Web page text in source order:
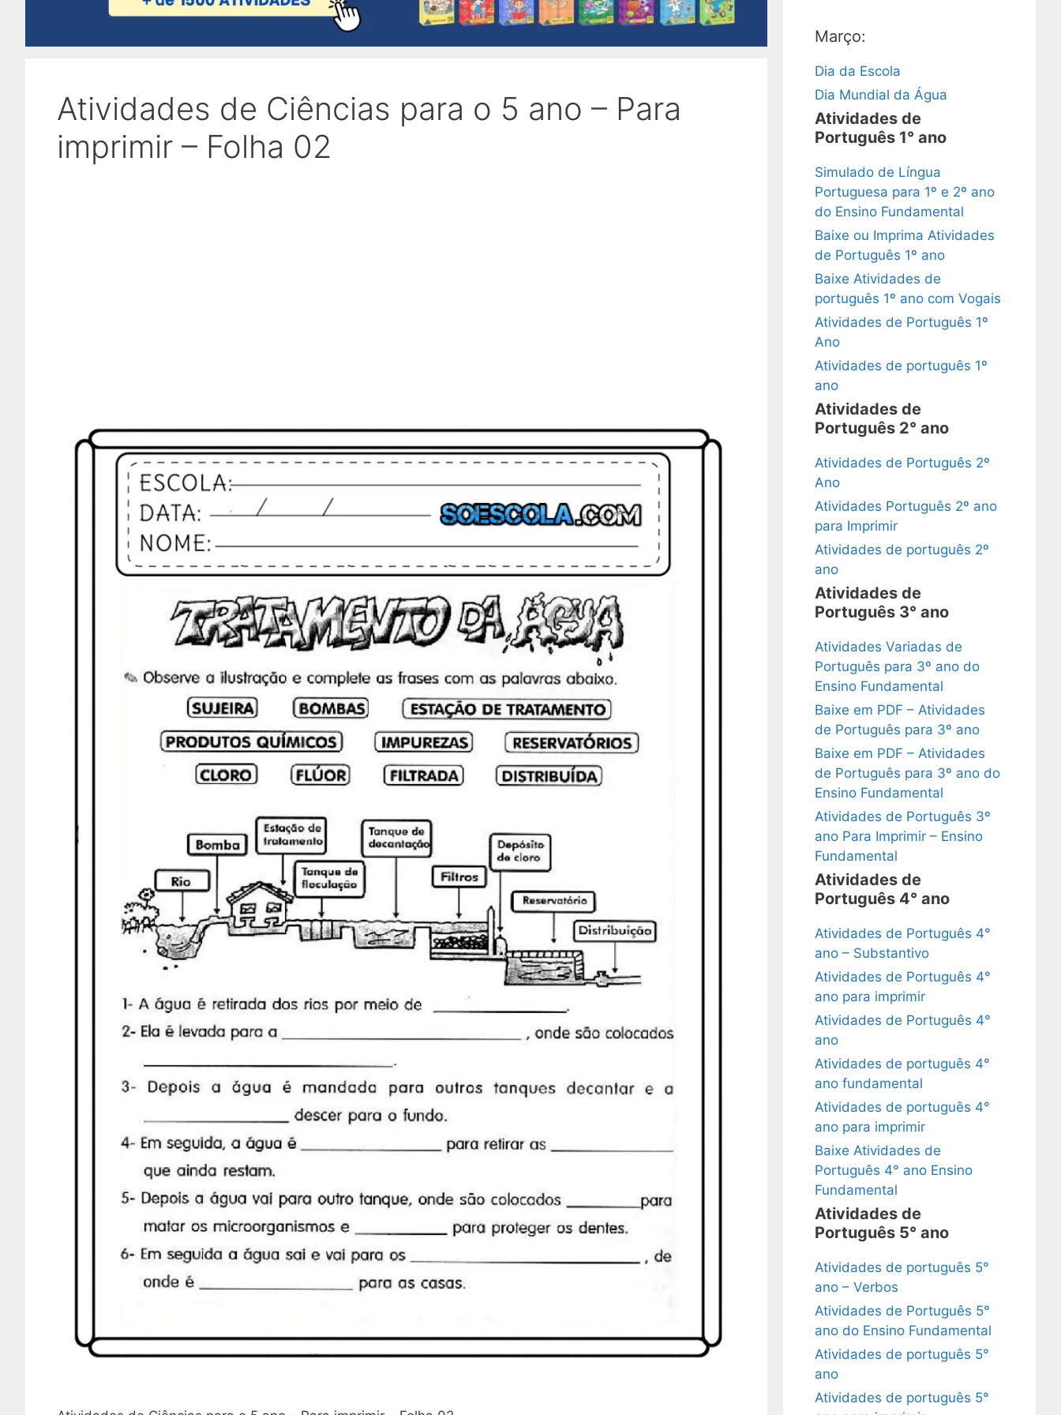
Atividades de Ciências para o 5 ano – Para
imprimir – Folha 02
Março:
Dia da Escola
Dia Mundial da Água
Atividades de
Português 1° ano
Simulado de Língua
Portuguesa para 1º e 2º ano
do Ensino Fundamental
Baixe ou Imprima Atividades
de Português 1º ano
Baixe Atividades de
português 1º ano com Vogais
Atividades de Português 1º
Ano
Atividades de português 1º
ano
Atividades de
Português 2° ano
Atividades de Português 2º
Ano
Atividades Português 2º ano
para Imprimir
Atividades de português 2º
ano
Atividades de
Português 3° ano
Atividades Variadas de
Português para 3º ano do
Ensino Fundamental
Baixe em PDF – Atividades
de Português para 3º ano
Baixe em PDF – Atividades
de Português para 3º ano do
Ensino Fundamental
Atividades de Português 3º
ano Para Imprimir – Ensino
Fundamental
Atividades de
Português 4° ano
Atividades de Português 4°
ano – Substantivo
Atividades de Português 4°
ano para imprimir
Atividades de Português 4°
ano
Atividades de português 4°
ano fundamental
Atividades de português 4°
ano para imprimir
Baixe Atividades de
Português 4° ano Ensino
Fundamental
Atividades de
Português 5° ano
Atividades de português 5°
ano – Verbos
Atividades de Português 5°
ano do Ensino Fundamental
Atividades de português 5°
ano
Atividades de português 5°